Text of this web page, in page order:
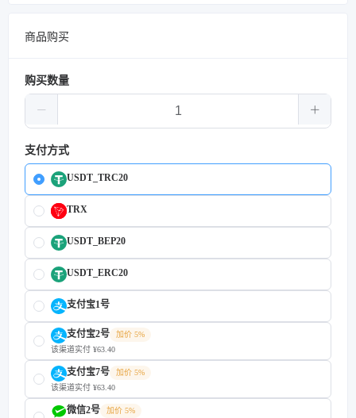
商品购买
购买数量
支付方式
USDT_TRC20
TRX
USDT_BEP20
USDT_ERC20
支付宝1号
支付宝2号
加价 5%
该渠道实付 ¥63.40
支付宝7号
加价 5%
该渠道实付 ¥63.40
微信2号
加价 5%